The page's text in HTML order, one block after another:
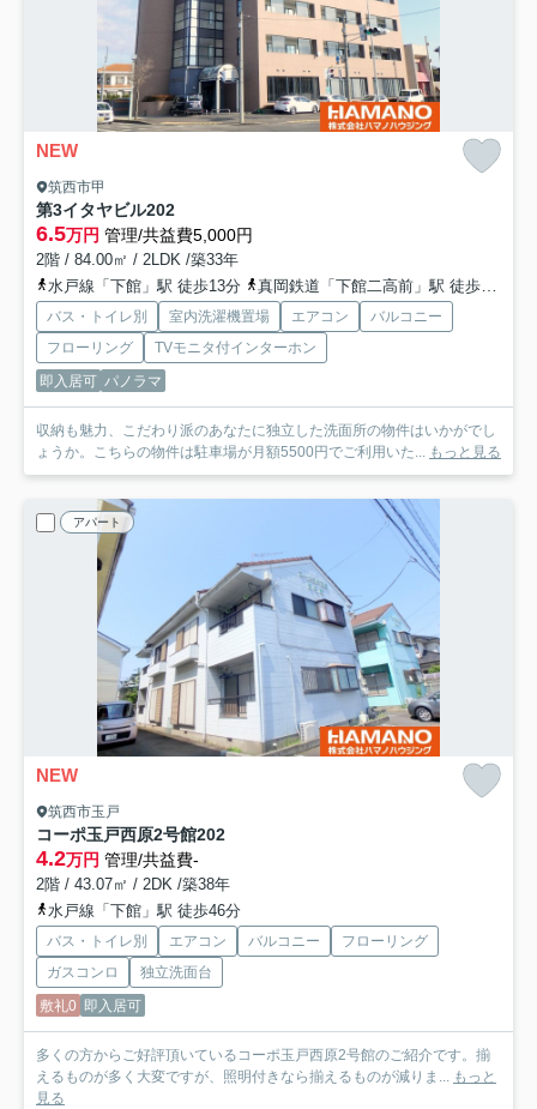
NEW
筑西市甲
第3イタヤビル202
6.5万円 管理/共益費5,000円
2階 / 84.00㎡ / 2LDK /築33年
水戸線「下館」駅 徒歩13分
真岡鉄道「下館二高前」駅 徒歩20分
バス・トイレ別 室内洗濯機置場 エアコン
バルコニー
フローリング
TVモニタ付インターホン
即入居可 パノラマ
収納も魅力、こだわり派のあなたに独立した洗面所の物件はいかがでし
ょうか。こちらの物件は駐車場が月額5500円でご利用いた... もっと見る
アパート
NEW
筑西市玉戸
コーポ玉戸西原2号館202
4.2万円 管理/共益費-
2階 / 43.07㎡ / 2DK /築38年
水戸線「下館」駅 徒歩46分
バス・トイレ別 エアコン バルコニー
フローリング
ガスコンロ
独立洗面台
敷礼0 即入居可
多くの方からご好評頂いているコーポ玉戸西原2号館のご紹介です。揃
えるものが多く大変ですが、照明付きなら揃えるものが減りま... もっと
見る